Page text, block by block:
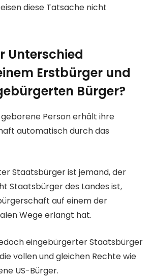
diese Tatsache nicht
Unterschied
Erstbürger und
Bürger?
geborene Person erhält ihre
automatisch durch das
Staatsbürger ist jemand, der
Staatsbürger des Landes ist,
auf einem der
Wege erlangt hat.
eingebürgerter Staatsbürger
vollen und gleichen Rechte wie
US-Bürger.